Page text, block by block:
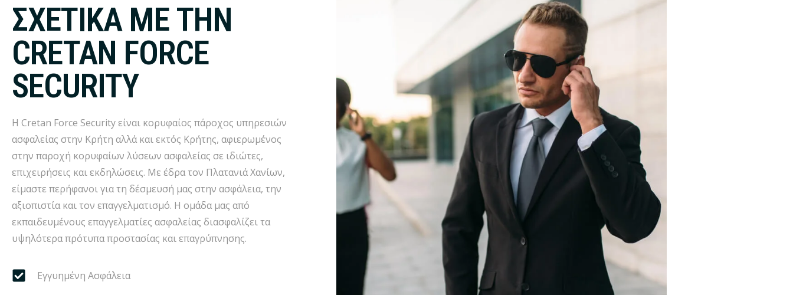
ΣΧΕΤΙΚΑ ΜΕ ΤΗΝ
CRETAN FORCE
SECURITY
Η Cretan Force Security είναι κορυφαίος πάροχος υπηρεσιών
ασφαλείας στην Κρήτη αλλά και εκτός Κρήτης, αφιερωμένος
στην παροχή κορυφαίων λύσεων ασφαλείας σε ιδιώτες,
επιχειρήσεις και εκδηλώσεις. Με έδρα τον Πλατανιά Χανίων,
είμαστε περήφανοι για τη δέσμευσή μας στην ασφάλεια, την
αξιοπιστία και τον επαγγελματισμό. Η ομάδα μας από
εκπαιδευμένους επαγγελματίες ασφαλείας διασφαλίζει τα
υψηλότερα πρότυπα προστασίας και επαγρύπνησης.
Εγγυημένη Ασφάλεια